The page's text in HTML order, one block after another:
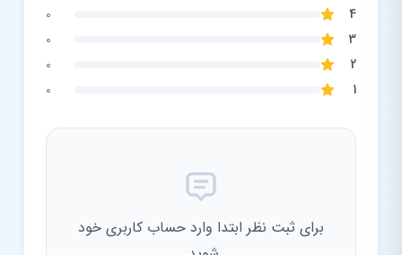
4
0
3
0
2
0
1
0
برای ثبت نظر ابتدا وارد حساب کاربری خود